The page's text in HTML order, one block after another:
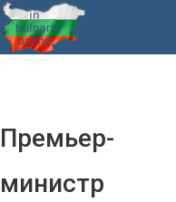
Премьер-
министр